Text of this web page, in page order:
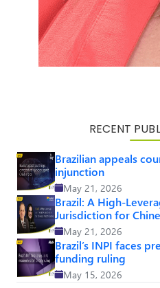
RECENT
Brazilian appeals
injunction
May 21, 2026
Brazil: A High-
Jurisdiction for
May 21, 2026
Brazil’s INPI faces
funding ruling
May 15, 2026